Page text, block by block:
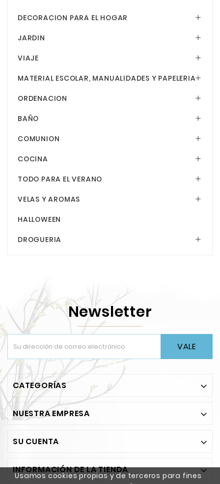
Usamos cookies propias y de terceros para fines
DECORACION PARA EL HOGAR 
JARDIN 
VIAJE 
MATERIAL ESCOLAR, MANUALIDADES Y PAPELERIA
ORDENACION 
BAÑO 
COMUNION 
COCINA 
TODO PARA EL VERANO 
VELAS Y AROMAS 
HALLOWEEN
DROGUERIA 
Newsletter
VALE
CATEGORÍAS 
NUESTRA EMPRESA 
SU CUENTA 
INFORMACIÓN DE LA TIENDA 